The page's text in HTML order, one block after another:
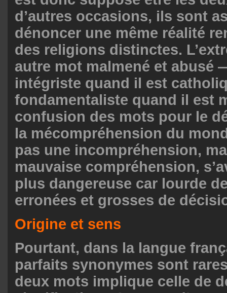
d’autres occasions, ils sont
dénoncer une même réalité
des religions distinctes.
autre mot malmené et abusé
intégriste quand il est
fondamentaliste quand il est
confusion des mots pour le
la mécompréhension du
pas une incompréhension,
mauvaise compréhension,
plus dangereuse car lourde
erronées et grosses de
Origine et sens
Pourtant, dans la langue
parfaits synonymes sont
deux mots implique celle de